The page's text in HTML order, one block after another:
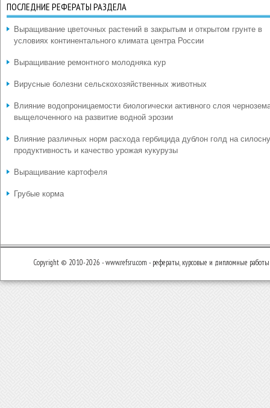
ПОСЛЕДНИЕ РЕФЕРАТЫ РАЗДЕЛА
Выращивание цветочных растений в закрытым и открытом грунте в
условиях континентального климата центра России
Выращивание ремонтного молодняка кур
Вирусные болезни сельскохозяйственных животных
Влияние водопроницаемости биологически активного слоя
выщелоченного на развитие водной эрозии
Влияние различных норм расхода гербицида дублон голд на
продуктивность и качество урожая кукурузы
Выращивание картофеля
Грубые корма
Copyright © 2010-2026 - www.refsru.com - рефераты, курсовые и дипломные работы